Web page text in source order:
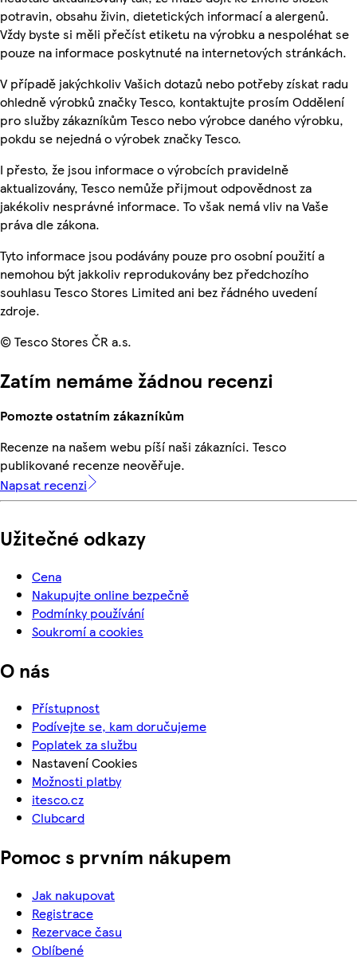
potravin, obsahu živin, dietetických informací a alergenů.
Vždy byste si měli přečíst etiketu na výrobku a nespoléhat se
pouze na informace poskytnuté na internetových stránkách.
V případě jakýchkoliv Vašich dotazů nebo potřeby získat radu
ohledně výrobků značky Tesco, kontaktujte prosím Oddělení
pro služby zákazníkům Tesco nebo výrobce daného výrobku,
pokdu se nejedná o výrobek značky Tesco.
I přesto, že jsou informace o výrobcích pravidelně
aktualizovány, Tesco nemůže přijmout odpovědnost za
jakékoliv nesprávné informace. To však nemá vliv na Vaše
práva dle zákona.
Tyto informace jsou podávány pouze pro osobní použití a
nemohou být jakkoliv reprodukovány bez předchozího
souhlasu Tesco Stores Limited ani bez řádného uvedení
zdroje.
© Tesco Stores ČR a.s.
Zatím nemáme žádnou recenzi
Pomozte ostatním zákazníkům
Recenze na našem webu píší naši zákazníci. Tesco
publikované recenze neověřuje.
Napsat recenzi
Užitečné odkazy
Cena
Nakupujte online bezpečně
Podmínky používání
Soukromí a cookies
O nás
Přístupnost
Podívejte se, kam doručujeme
Poplatek za službu
Nastavení Cookies
Možnosti platby
itesco.cz
Clubcard
Pomoc s prvním nákupem
Jak nakupovat
Registrace
Rezervace času
Oblíbené